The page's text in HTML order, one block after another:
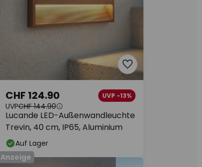
Lucande LED-Außenwandleuchte
Trevin, 40 cm, IP65, Aluminium
CHF 124.90 UVP -13%
UVPCHF 144.90
Auf Lager
Anzeige